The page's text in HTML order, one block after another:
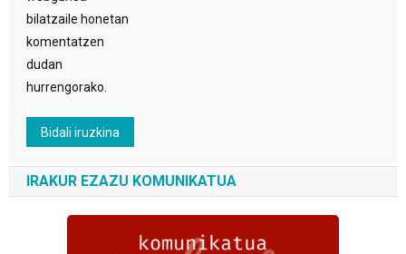
bilatzaile honetan
komentatzen
dudan
hurrengorako.
IRAKUR EZAZU KOMUNIKATUA